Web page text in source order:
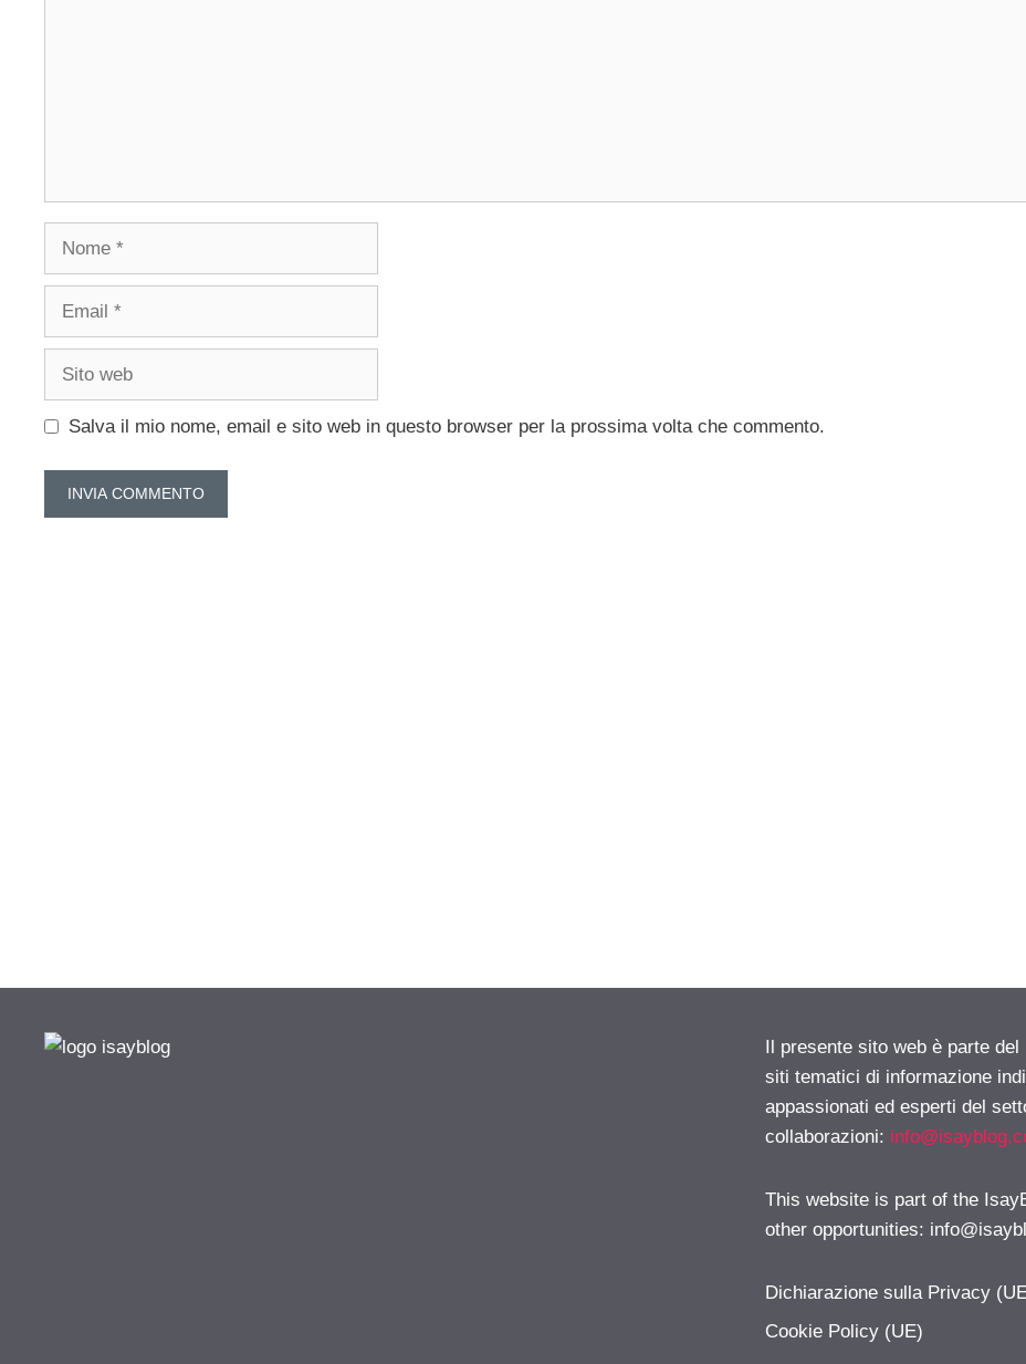
Nome
Email
Sito
Salva il mio nome, email e sito web in questo browser per la prossima volta che commento.
Il presente sito web è parte
siti tematici di informazione
appassionati ed esperti del
collaborazioni:
This website is part of the
other opportunities:
Dichiarazione sulla Privacy
Cookie Policy (UE)